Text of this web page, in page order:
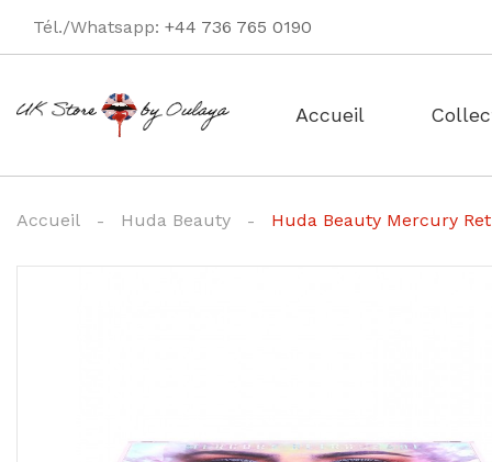
Tél./Whatsapp: +44 736 765 0190
Accueil
Accueil Huda Beauty Huda Beauty Mercury